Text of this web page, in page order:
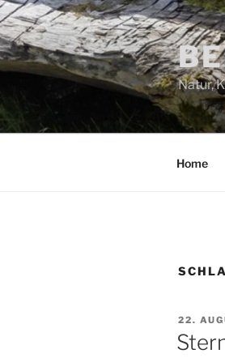
Zum
Inhalt
springen
Natur,
Home
AM
22.